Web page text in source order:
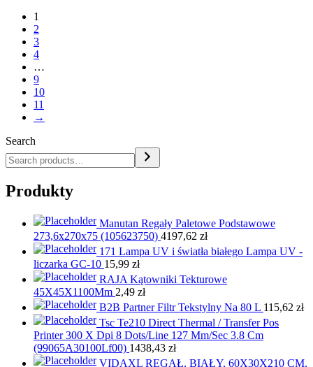
1
2
3
4
…
9
10
11
→
Search
Produkty
Manutan Regały Paletowe Podstawowe
273,6x270x75 (105623750) 4197,62 zł
171 Lampa UV i światła białego Lampa UV -
liczarka GC-10 15,99 zł
RAJA Kątowniki Tekturowe
45X45X1100Mm 2,49 zł
B2B Partner Filtr Tekstylny Na 80 L 115,62 zł
Tsc Te210 Direct Thermal / Transfer Pos
Printer 300 X Dpi 8 Dots/Line 127 Mm/Sec 3.8 Cm
(99065A30100Lf00) 1438,43 zł
VIDAXL REGAŁ, BIAŁY, 60X30X210 CM,